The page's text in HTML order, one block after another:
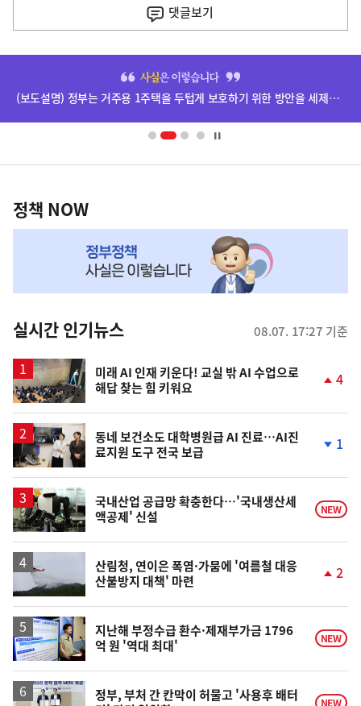
댓글보기
영
(보도설명) 정부는 거주용 1주택을 두텁게 보호하기 위한 방안을 세제개편안에 담았습니다.
책
NOW,
뉴
스
정책 NOW
실시간 인기뉴스 08.07. 17:27 기준
미래 AI 인재 키운다! 교실 밖 AI 수업으로
해답 찾는 힘 키워요
상
4
동네 보건소도 대학병원급 AI 진료…AI진
료지원 도구 전국 보급
하
락
1
국내산업 공급망 확충한다…'국내생산세
액공제' 신설
NEW
산림청, 연이은 폭염·가뭄에 '여름철 대응
산불방지 대책' 마련
상
승
2
지난해 부정수급 환수·제재부가금 1796
억 원 '역대 최대'
NEW
정부, 부처 간 칸막이 허물고 '사용후 배터
NEW